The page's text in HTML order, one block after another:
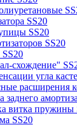
SS20
SS20
SS20
схождение"
угла
расширения
витка пружины
SS20